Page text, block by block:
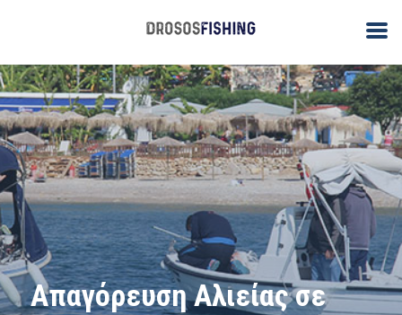
Απαγόρευση Αλιείας σε